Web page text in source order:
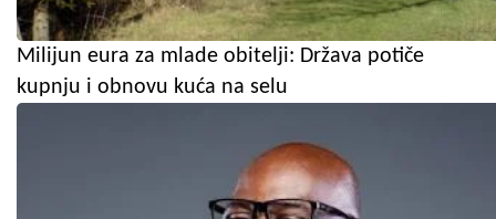
Milijun eura za mlade obitelji: Država potiče
kupnju i obnovu kuća na selu